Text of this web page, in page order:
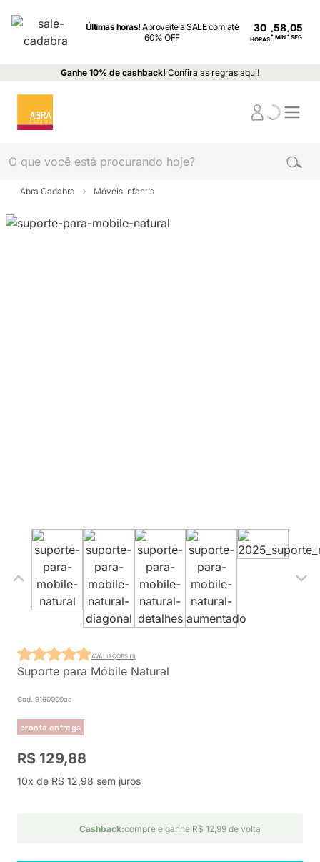
Últimas horas!Aproveite a SALE com até
60% OFF
30
HORAS: MIN : SEG
Ganhe 10% de cashback! Confira as regras aqui!
Abra Cadabra Móveis Infantis
Suporte para Móbile Natural
Cod. 9190000aa
pronta entrega
AVALIAÇÕES (1)
R$ 129,88
10x de R$ 12,98 sem juros
Cashback:compre e ganhe R$ 12,99 de volta